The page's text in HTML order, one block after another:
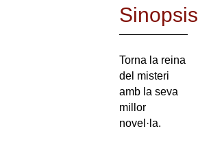
Sinopsis
Torna la reina
del misteri
amb la seva
millor
novel·la.